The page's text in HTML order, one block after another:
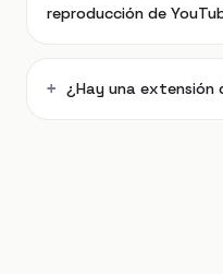
reproducción de
¿Hay una extensión